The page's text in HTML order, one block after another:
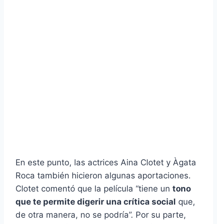
En este punto, las actrices Aina Clotet y Àgata
Roca también hicieron algunas aportaciones.
Clotet comentó que la película “tiene un tono
que te permite digerir una crítica social que,
de otra manera, no se podría”. Por su parte,